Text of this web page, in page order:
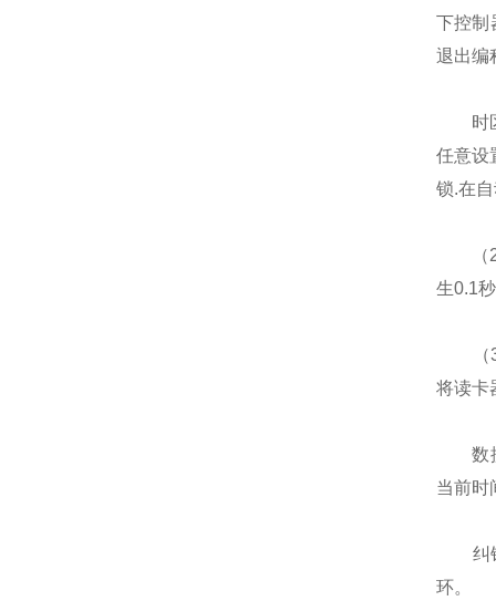
下控制
退出编
时区
任意设
锁.在
（2
生0.1
（3
将读卡
数据
当前时
纠错
环。